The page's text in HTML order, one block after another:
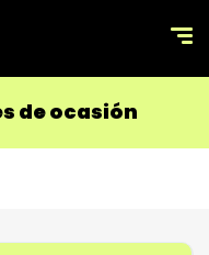
de ocasión